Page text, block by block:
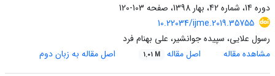
دوره 14، شماره 42، بهار 1398، صفحه
103-120
10.22034/ijme.2019.35755
رسول علایی، سپیده جوانشیر، علی بهنام فرد
مشاهده مقاله
اصل مقاله 1.01 M اصل مقاله به زبان دوم